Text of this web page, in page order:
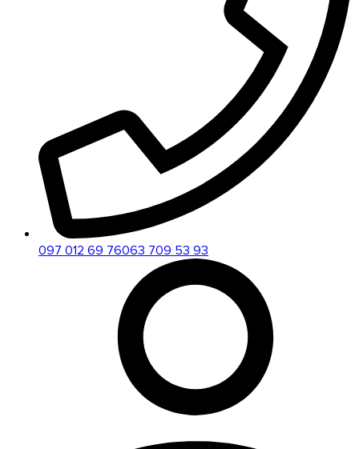
097 012 69 76063 709 53 93